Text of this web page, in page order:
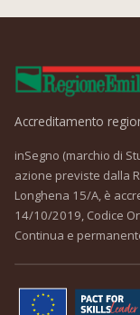
Accreditamento
inSegno (marchio di
azione previste dalla
Longhena 15/A, è
14/10/2019, Codice
Continua e